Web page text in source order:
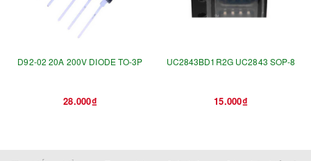
D92-02 20A 200V DIODE TO-3P
28.000₫
UC2843BD1R2G UC2843 SOP-8
15.000₫